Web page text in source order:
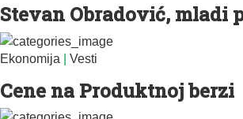
Stevan Obradović, mladi
Ekonomija Vesti
Cene na Produktnoj berzi